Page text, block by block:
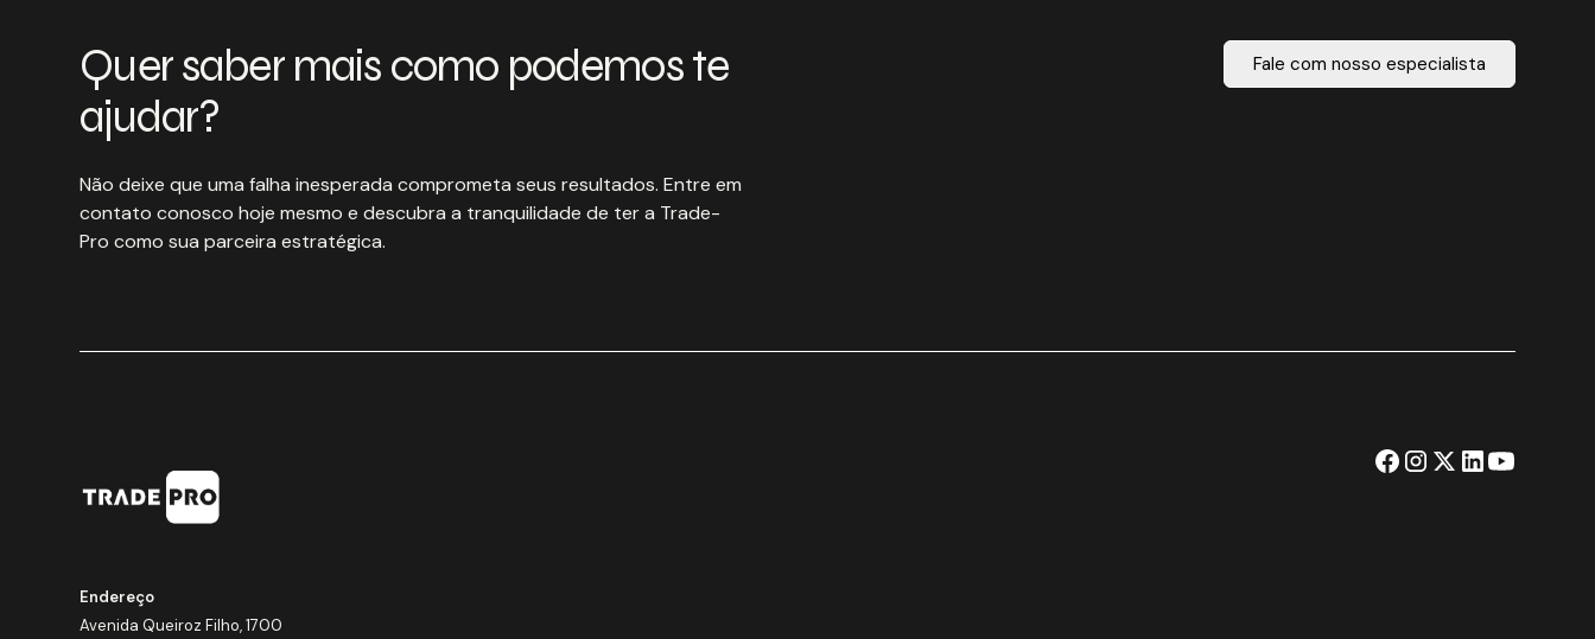
Quer saber mais como podemos te
ajudar?
Não deixe que uma falha inesperada comprometa seus resultados. Entre em
contato conosco hoje mesmo e descubra a tranquilidade de ter a Trade-
Pro como sua parceira estratégica.
Fale com nosso especialista
Endereço
Avenida Queiroz Filho, 1700